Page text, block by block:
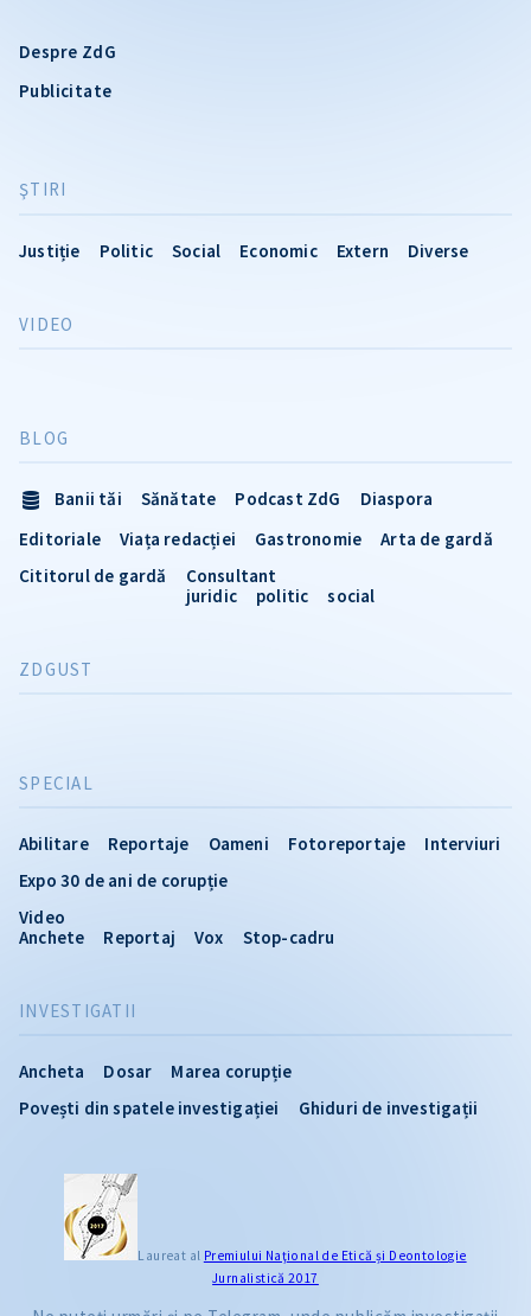
Despre ZdG
Publicitate
ŞTIRI
Justiție Politic Social Economic Extern Diverse
INVESTIGATII
Ancheta Dosar
Marea corupție
Povești din spatele investigației
Ghiduri de investigații
VIDEO
SPECIAL
Abilitare Reportaje Oameni Fotoreportaje
Interviuri
Expo 30 de ani de corupție
Video
Anchete
Reportaj Vox Stop-cadru
BLOG
Banii tăi Sănătate Podcast ZdG
Diaspora
Editoriale
Viața redacției Gastronomie
Arta de gardă
Cititorul de gardă
Consultant
juridic
politic social
ZDGUST
Laureat al Premiului Naţional de Etică și Deontologie
Jurnalistică 2017